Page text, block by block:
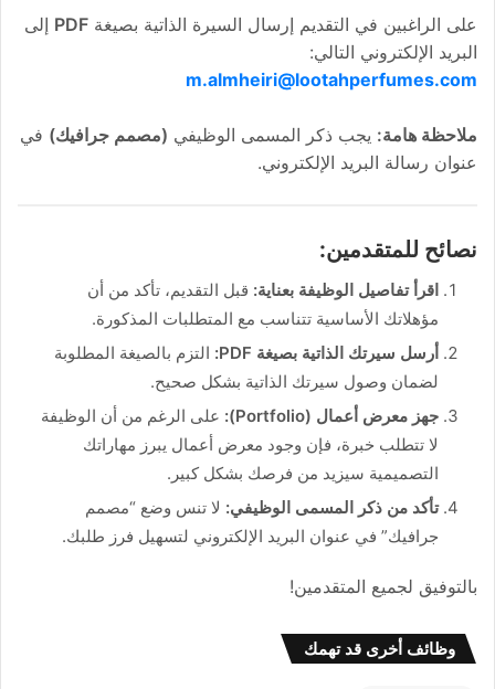
على الراغبين في التقديم إرسال السيرة الذاتية بصيغة PDF إلى
البريد الإلكتروني التالي:
m.almheiri@lootahperfumes.com
ملاحظة هامة: يجب ذكر المسمى الوظيفي (مصمم جرافيك) في
عنوان رسالة البريد الإلكتروني.
نصائح للمتقدمين:
اقرأ تفاصيل الوظيفة بعناية: قبل التقديم، تأكد من أن
مؤهلاتك الأساسية تتناسب مع المتطلبات المذكورة.
أرسل سيرتك الذاتية بصيغة PDF:
التزم بالصيغة المطلوبة
لضمان وصول سيرتك الذاتية بشكل صحيح.
جهز معرض أعمال (Portfolio):
على الرغم من أن الوظيفة
لا تتطلب خبرة، فإن وجود معرض أعمال يبرز مهاراتك
التصميمية سيزيد من فرصك بشكل كبير.
تأكد من ذكر المسمى الوظيفي: لا تنس وضع “مصمم
جرافيك” في عنوان البريد الإلكتروني لتسهيل فرز طلبك.
بالتوفيق لجميع المتقدمين!
وظائف أخرى قد تهمك